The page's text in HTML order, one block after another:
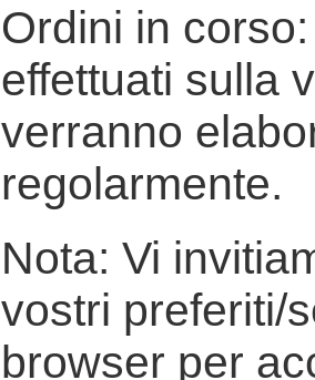
Ordini in
effettuati sulla
verranno
regolarmente.
Nota: Vi
vostri preferiti/
browser per